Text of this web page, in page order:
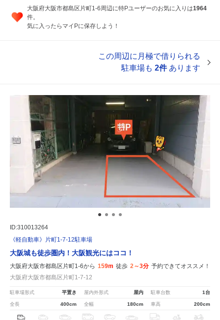
大阪府大阪市都島区片町1-6周辺に特Pユーザーのお気に入りは1964
件。
気に入ったらマイPに保存しよう！
この周辺に月極で借りられる
駐車場も 2件あります
ID:310013264
《軽自動車》片町1-7-12駐車場
大阪城も徒歩圏内！大阪観光にはココ！
大阪府大阪市都島区片町1-6から 159m 徒歩 2～3分 予約できてオススメ！
大阪府大阪市都島区片町1-7-12
駐車場形式 平置き 屋内外形式 屋内 駐車台数 1台
全長 400cm 全幅 180cm 車高 200cm